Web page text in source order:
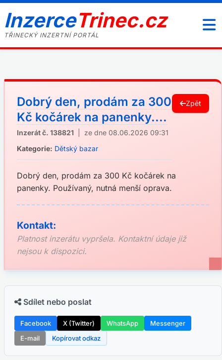
InzerceTrinec.cz
TŘINECKÝ INZERTNÍ PORTÁL
Dobrý den, prodám za 300
Kč kočárek na panenky....
Inzerát č. 138821 | ze dne 08.06.2026 09:31
Kategorie: Dětský bazar
Zpět
Dobrý den, prodám za 300 Kč kočárek na
panenky. Používaný, nutná menší oprava.
Kontakt:
Platnost inzerátu vypršela. Kontaktní údaje již
nejsou k dispozici.
Sdílet nebo poslat
Facebook X (Twitter) WhatsApp
Messenger
E-mail
Kopírovat odkaz